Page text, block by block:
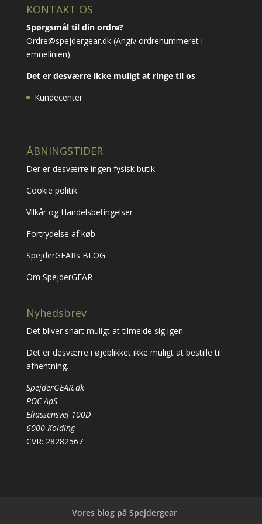
KONTAKT OS
Spørgsmål til din ordre?
Ordre@spejdergear.dk(Angiv ordrenummeret i
emnelinien)
Det er desværre ikke muligt at ringe til os
Kundecenter
ÅBNINGSTIDER
Der er desværre ingen fysisk butik
Cookie politik
Vilkår og Handelsbetingelser
Fortrydelse af køb
SpejderGEARs BLOG
Om SpejderGEAR
Nyhedsbrev
Det bliver snart muligt at tilmelde sig igen
Det er desværre i øjeblikket ikke muligt at bestille til
afhentning.
SpejderGEAR.dk
POC ApS
Eliassensvej 100D
6000 Kolding
CVR: 28282567
Vores blog på Spejdergear